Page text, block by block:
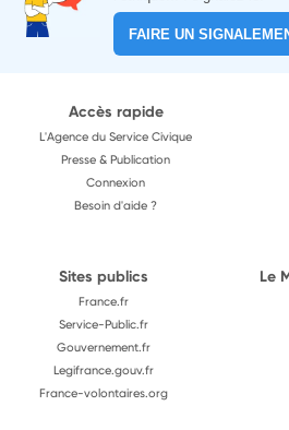
FAIRE UN
Accès rapide
L'Agence du Service Civique
Presse & Publication
Connexion
Besoin d'aide ?
Sites publics
France.fr
Service-Public.fr
Gouvernement.fr
Legifrance.gouv.fr
France-volontaires.org
Le